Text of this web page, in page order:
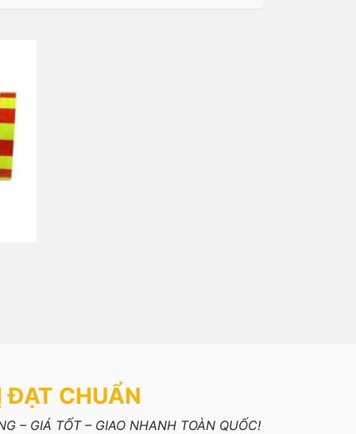
ĐẠT CHUẨN
– GIÁ TỐT – GIAO NHANH TOÀN QUỐC!